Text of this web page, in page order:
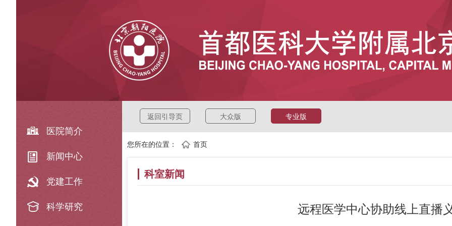
医院简介
新闻中心
党建工作
科学研究
返回引导页 大众版 专业版
您所在的位置： 首页
科室新闻
远程医学中心协助线上直播